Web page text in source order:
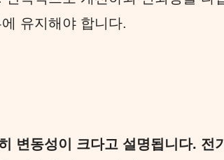
유지해야 합니다.
변동성이 크다고 설명됩니다.